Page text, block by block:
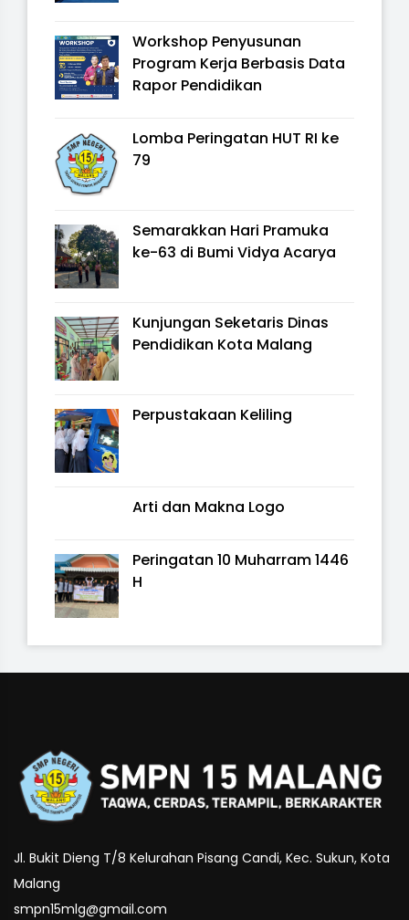
Workshop Penyusunan
Program Kerja Berbasis Data
Rapor Pendidikan
Lomba Peringatan HUT RI ke
79
Semarakkan Hari Pramuka
ke-63 di Bumi Vidya Acarya
Kunjungan Seketaris Dinas
Pendidikan Kota Malang
Perpustakaan Keliling
Arti dan Makna Logo
Peringatan 10 Muharram 1446
H
Jl. Bukit Dieng T/8 Kelurahan Pisang Candi, Kec. Sukun, Kota
Malang
smpn15mlg@gmail.com